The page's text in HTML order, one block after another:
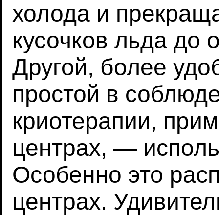
холода и
кусочков льда до
Другой, более
простой в
криотерапии,
центрах, —
Особенно это
центрах.